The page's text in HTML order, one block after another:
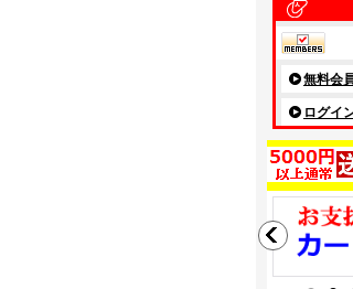
無料会
ログイ